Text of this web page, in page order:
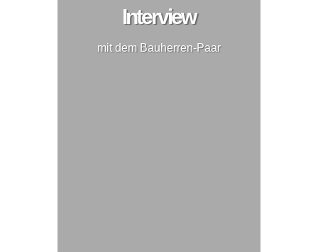
Interview
mit dem Bauherren-Paar